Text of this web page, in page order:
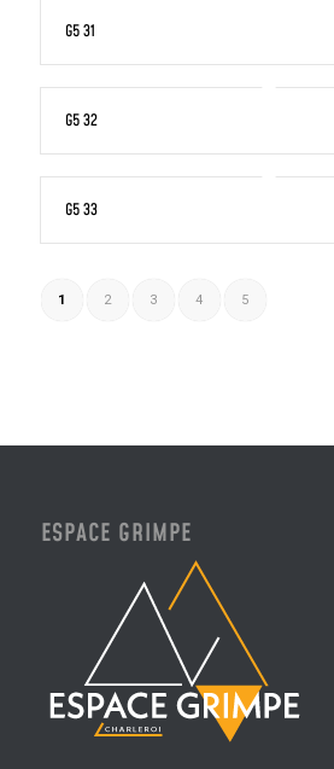
G5 31
G5 32
G5 33
1 2 3 4 5
ESPACE GRIMPE